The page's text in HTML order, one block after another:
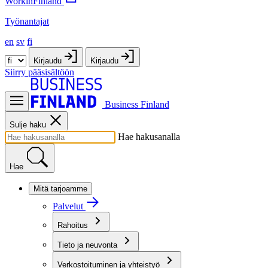
Työnantajat
en sv fi
Kirjaudu Kirjaudu
Siirry pääsisältöön
Business Finland
Sulje haku
Hae hakusanalla
Hae
Mitä tarjoamme
Palvelut
Rahoitus
Tieto ja neuvonta
Verkostoituminen ja yhteistyö